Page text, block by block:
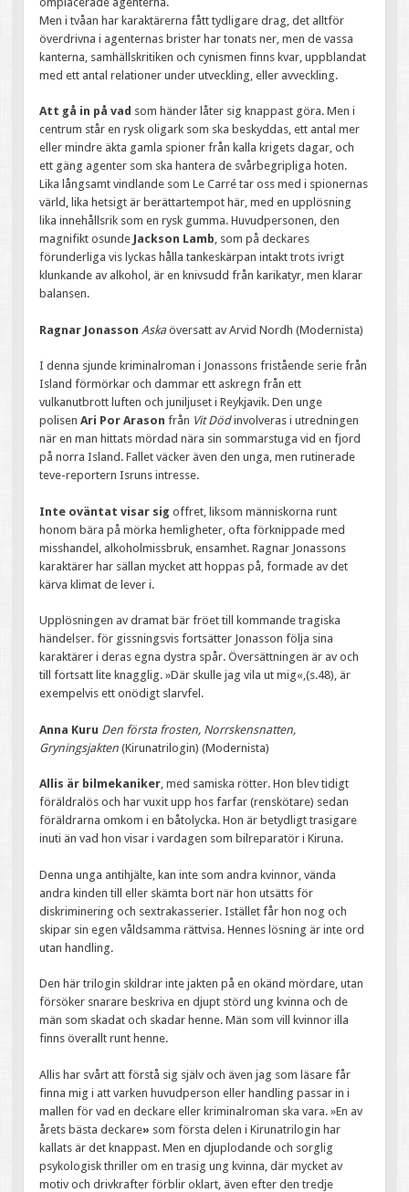
Men i tvåan har karaktärerna fått tydligare drag, det alltför
överdrivna i agenternas brister har tonats ner, men de vassa
kanterna, samhällskritiken och cynismen finns kvar, uppblandat
med ett antal relationer under utveckling, eller avveckling.
Att gå in på vad som händer låter sig knappast göra. Men i
centrum står en rysk oligark som ska beskyddas, ett antal mer
eller mindre äkta gamla spioner från kalla krigets dagar, och
ett gäng agenter som ska hantera de svårbegripliga hoten.
Lika långsamt vindlande som Le Carré tar oss med i spionernas
värld, lika hetsigt är berättartempot här, med en upplösning
lika innehållsrik som en rysk gumma. Huvudpersonen, den
magnifikt osunde Jackson Lamb, som på deckares
förunderliga vis lyckas hålla tankeskärpan intakt trots ivrigt
klunkande av alkohol, är en knivsudd från karikatyr, men klarar
balansen.
Ragnar Jonasson Aska översatt av Arvid Nordh (Modernista)
I denna sjunde kriminalroman i Jonassons fristående serie från
Island förmörkar och dammar ett askregn från ett
vulkanutbrott luften och juniljuset i Reykjavik. Den unge
polisenAri Por Arason från Vit Dödinvolveras i utredningen
när en man hittats mördad nära sin sommarstuga vid en fjord
på norra Island. Fallet väcker även den unga, men rutinerade
teve-reportern Isruns intresse.
Inte oväntat visar sig offret, liksom människorna runt
honom bära på mörka hemligheter, ofta förknippade med
misshandel, alkoholmissbruk, ensamhet. Ragnar Jonassons
karaktärer har sällan mycket att hoppas på, formade av det
kärva klimat de lever i.
Upplösningen av dramat bär fröet till kommande tragiska
händelser. för gissningsvis fortsätter Jonasson följa sina
karaktärer i deras egna dystra spår. Översättningen är av och
till fortsatt lite knagglig. »Där skulle jag vila ut mig«,(s.48), är
exempelvis ett onödigt slarvfel.
Anna Kuru Den första frosten, Norrskensnatten,
Gryningsjakten (Kirunatrilogin) (Modernista)
Allis är bilmekaniker, med samiska rötter. Hon blev tidigt
föräldralös och har vuxit upp hos farfar (renskötare) sedan
föräldrarna omkom i en båtolycka. Hon är betydligt trasigare
inuti än vad hon visar i vardagen som bilreparatör i Kiruna.
Denna unga antihjälte, kan inte som andra kvinnor, vända
andra kinden till eller skämta bort när hon utsätts för
diskriminering och sextrakasserier. Istället får hon nog och
skipar sin egen våldsamma rättvisa. Hennes lösning är inte ord
utan handling.
Den här trilogin skildrar inte jakten på en okänd mördare, utan
försöker snarare beskriva en djupt störd ung kvinna och de
män som skadat och skadar henne. Män som vill kvinnor illa
finns överallt runt henne.
Allis har svårt att förstå sig själv och även jag som läsare får
finna mig i att varken huvudperson eller handling passar in i
mallen för vad en deckare eller kriminalroman ska vara. »En av
årets bästa deckare» som första delen i Kirunatrilogin har
kallats är det knappast. Men en djuplodande och sorglig
psykologisk thriller om en trasig ung kvinna, där mycket av
motiv och drivkrafter förblir oklart, även efter den tredje